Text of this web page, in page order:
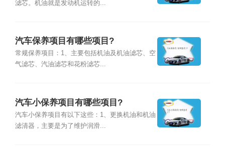
滤芯。机油就是发动机运转的...
汽车保养项目有哪些项目?
常规保养项目：1、主要包括机油及机油滤芯、空
气滤芯、汽油滤芯和花粉滤芯...
汽车小保养项目有哪些项目?
汽车小保养项目有以下这些：1、更换机油和机油
滤清器，主要是为了维护润滑...